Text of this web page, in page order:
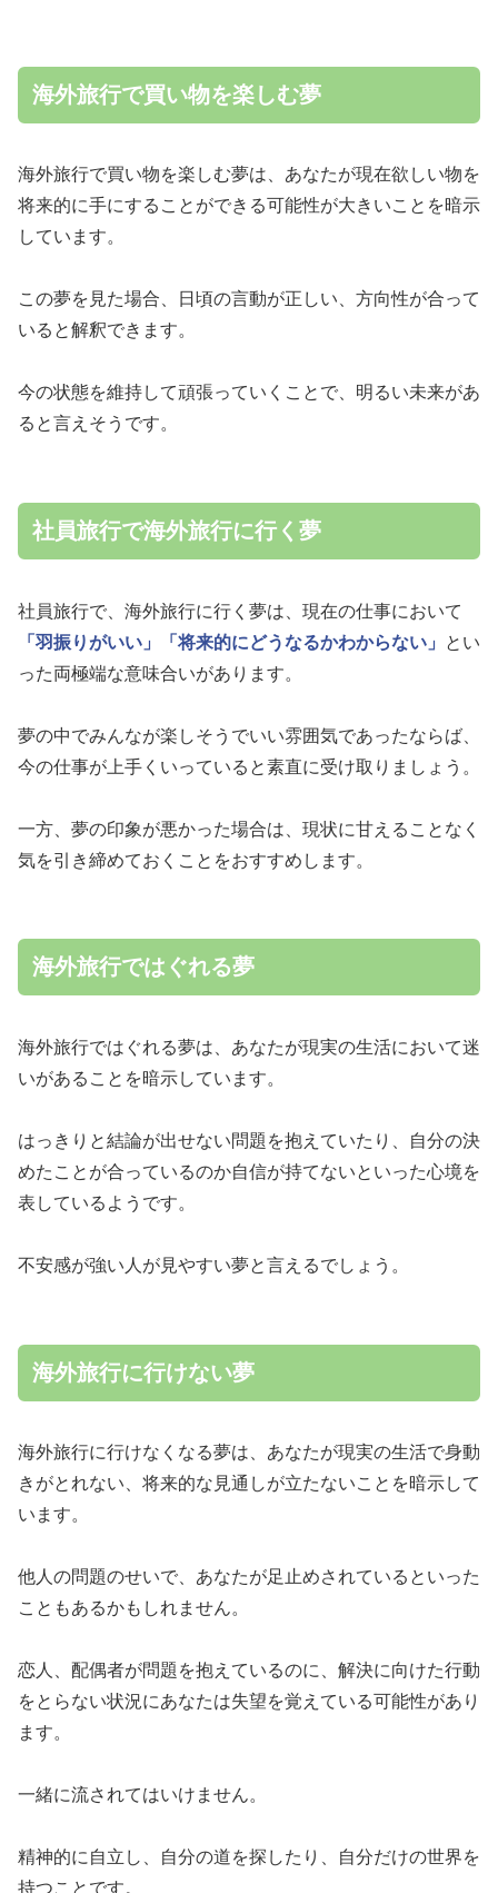
海外旅行で買い物を楽しむ夢
海外旅行で買い物を楽しむ夢は、あなたが現在欲しい物を
将来的に手にすることができる可能性が大きいことを暗示
しています。
この夢を見た場合、日頃の言動が正しい、方向性が合って
いると解釈できます。
今の状態を維持して頑張っていくことで、明るい未来があ
ると言えそうです。
社員旅行で海外旅行に行く夢
社員旅行で、海外旅行に行く夢は、現在の仕事において
「羽振りがいい」
「将来的にどうなるかわからない」
とい
った両極端な意味合いがあります。
夢の中でみんなが楽しそうでいい雰囲気であったならば、
今の仕事が上手くいっていると素直に受け取りましょう。
一方、夢の印象が悪かった場合は、現状に甘えることなく
気を引き締めておくことをおすすめします。
海外旅行ではぐれる夢
海外旅行ではぐれる夢は、あなたが現実の生活において迷
いがあることを暗示しています。
はっきりと結論が出せない問題を抱えていたり、自分の決
めたことが合っているのか自信が持てないといった心境を
表しているようです。
不安感が強い人が見やすい夢と言えるでしょう。
海外旅行に行けない夢
海外旅行に行けなくなる夢は、あなたが現実の生活で身動
きがとれない、将来的な見通しが立たないことを暗示して
います。
他人の問題のせいで、あなたが足止めされているといった
こともあるかもしれません。
恋人、配偶者が問題を抱えているのに、解決に向けた行動
をとらない状況にあなたは失望を覚えている可能性があり
ます。
一緒に流されてはいけません。
精神的に自立し、自分の道を探したり、自分だけの世界を
持つことです。